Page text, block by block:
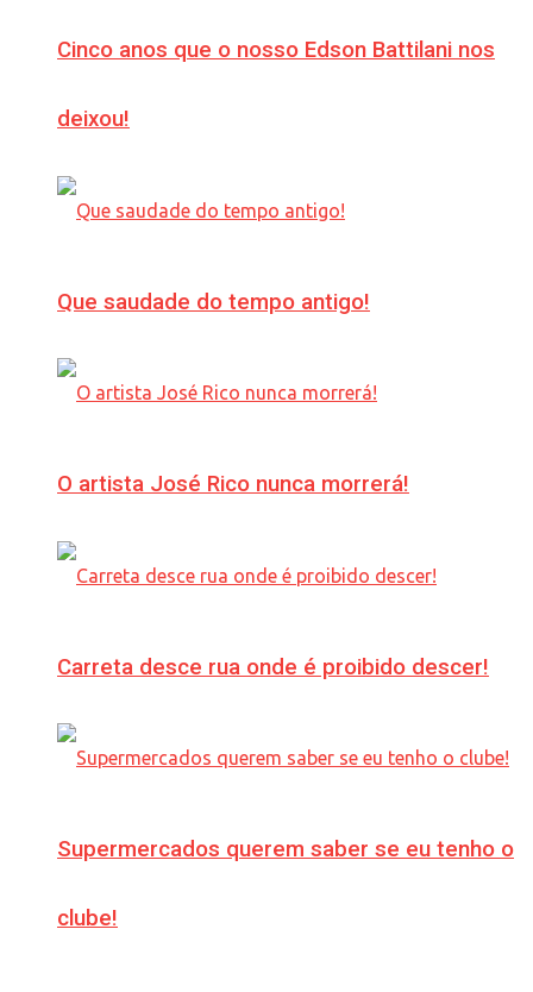
Cinco anos que o nosso Edson Battilani nos
deixou!
Que saudade do tempo antigo!
O artista José Rico nunca morrerá!
Carreta desce rua onde é proibido descer!
Supermercados querem saber se eu tenho o
clube!